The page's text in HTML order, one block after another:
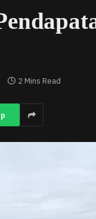
2 Mins Read